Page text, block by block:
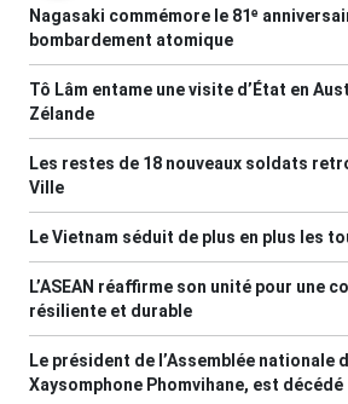
Nagasaki commémore le 81ᵉ
bombardement atomique
Tô Lâm entame une visite d’État en
Zélande
Les restes de 18 nouveaux soldats
Ville
Le Vietnam séduit de plus en plus les
L’ASEAN réaffirme son unité pour une
résiliente et durable
Le président de l’Assemblée nationale
Xaysomphone Phomvihane, est décédé